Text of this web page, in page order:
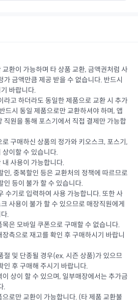
환이 가능하며 타 상품 교환, 금액권처럼 사
가 금액만큼 제공 받을 수 없습니다. 반드시
바랍니다.
라고 하더라도 동일한 제품으로 교환 시 추가
드시 동일 제품으로만 교환하셔야 하며, 앱
직원을 통해 포스기에서 직접 결제만 가능합
구매하신 상품의 정가와 키오스크, 포스기,
이할 수 있습니다.
사용이 가능합니다.
인, 중복할인 등은 교환처의 정책에 따르므로
인 등이 불가 할 수 있습니다.
수기로 입력하여 사용 가능합니다. 또한 사
사용이 불가 할 수 있으므로 매장직원에게
.
은 모바일 쿠폰으로 구매할 수 없습니다.
측으로 재고를 확인 후 구매하시기 바랍니
절 및 단종될 경우(ex. 시즌 상품)가 있으므
인 후 구매해 주시기 바랍니다.
상이 할 수 있으며, 일부매장에서는 추가금
.
로만 교환이 가능합니다. (타 제품 교환불